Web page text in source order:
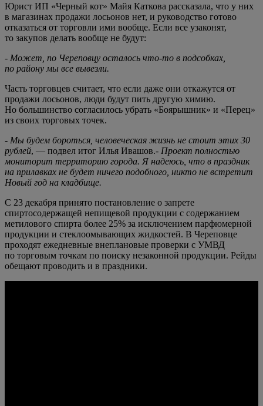
Юрист ИП «Черный кот» Майя Каткова рассказала, что у них
в магазинах продажи лосьонов нет, и руководство готово
отказаться от торговли ими вообще. Если все узаконят,
то закупов делать вообще не будут:
- Может, по Череповцу осталось что-то в подсобках,
по району мы все вывезли.
Часть торговцев считает, что если даже они откажутся от
продажи лосьонов, люди будут пить другую химию.
Но большинство согласилось убрать «Боярышник» и «Перец»
из своих торговых точек.
- Мы будем бороться, человеческая жизнь не стоит этих 30
рублей, — подвел итог Илья Ивашов.- Проект полностью
мониторит территорию города. Я надеюсь, что в праздник
на прилавках не будет ничего подобного, никто не встретит
Новый год на кладбище.
С 23 декабря принято постановление о запрете
спиртосодержащей непищевой продукции с содержанием
метилового спирта более 25% за исключением парфюмерной
продукции и стеклоомывающих жидкостей. В Череповце
проходят ежедневные внеплановые проверки с УМВД
по торговым точкам по поиску незаконной продукции. Рейды
обещают проводить и в праздники.